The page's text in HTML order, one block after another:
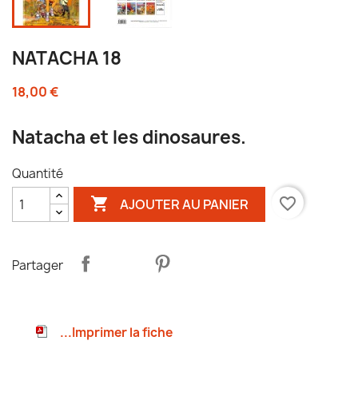
NATACHA 18
18,00 €
Natacha et les dinosaures.
Quantité
 AJOUTER AU PANIER favorite_border
Partager
...Imprimer la fiche